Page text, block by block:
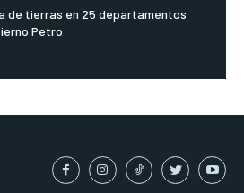
de tierras en 25 departamentos
Petro